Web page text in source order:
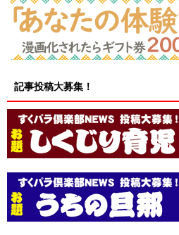
記事投稿大募集！